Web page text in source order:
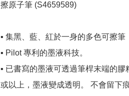
擦原子筆 (S4659589)
▪️ 集黑、藍、紅於一身的多色可擦筆
▪️ Pilot 專利的墨液科技。
▪️ 已書寫的墨液可透過筆桿末端的
或以上，墨液變成透明。 不會留下